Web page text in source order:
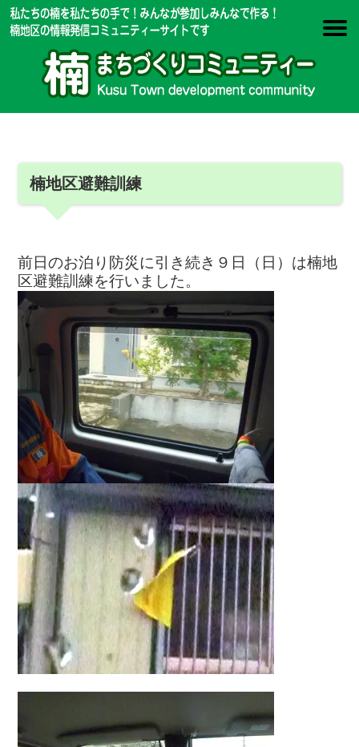
楠地区避難訓練
前日のお泊り防災に引き続き９日（日）は楠地
区避難訓練を行いました。